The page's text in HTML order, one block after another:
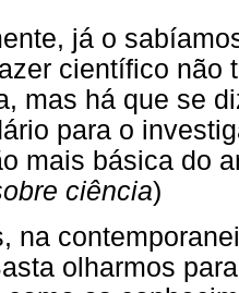
já o
científico não
mas há que se
para o
mais básica do
ciência)
na
olharmos